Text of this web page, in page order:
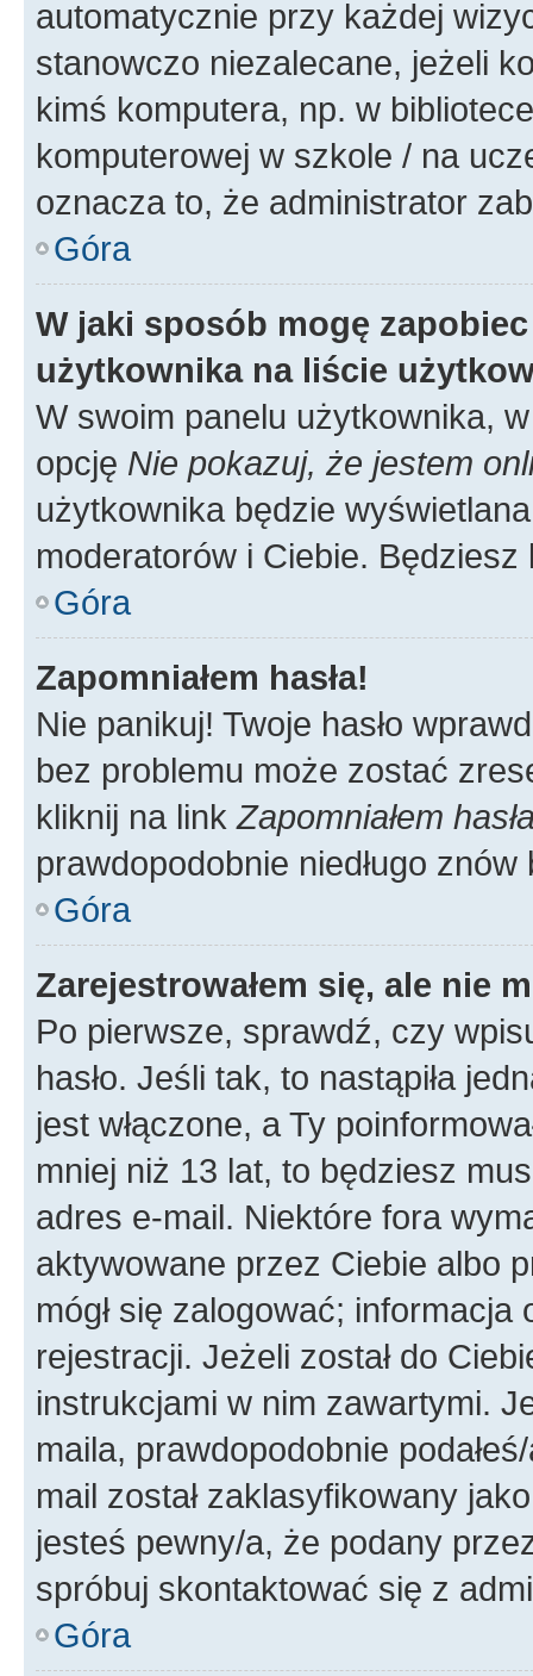
automatycznie przy każdej
stanowczo niezalecane, jeżeli
kimś komputera, np. w
komputerowej w szkole / na
oznacza to, że administrator
Góra
W jaki sposób mogę
użytkownika na liście
W swoim panelu użytkownika,
opcję Nie pokazuj, że jestem
użytkownika będzie
moderatorów i Ciebie.
Góra
Zapomniałem hasła!
Nie panikuj! Twoje hasło
bez problemu może zostać
kliknij na link Zapomniałem
prawdopodobnie niedługo
Góra
Zarejestrowałem się, ale nie
Po pierwsze, sprawdź, czy
hasło. Jeśli tak, to nastąpiła
jest włączone, a Ty
mniej niż 13 lat, to będziesz
adres e-mail. Niektóre fora
aktywowane przez Ciebie albo
mógł się zalogować;
rejestracji. Jeżeli został do
instrukcjami w nim zawartymi.
maila, prawdopodobnie
mail został zaklasyfikowany
jesteś pewny/a, że podany
spróbuj skontaktować się z
Góra